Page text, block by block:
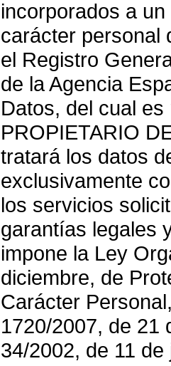
incorporados a
carácter personal
el Registro
de la Agencia
Datos, del cual
PROPIETARIO
tratará los datos
exclusivamente
los servicios
garantías legales
impone la Ley
diciembre, de
Carácter
1720/2007, de 21
34/2002, de 11